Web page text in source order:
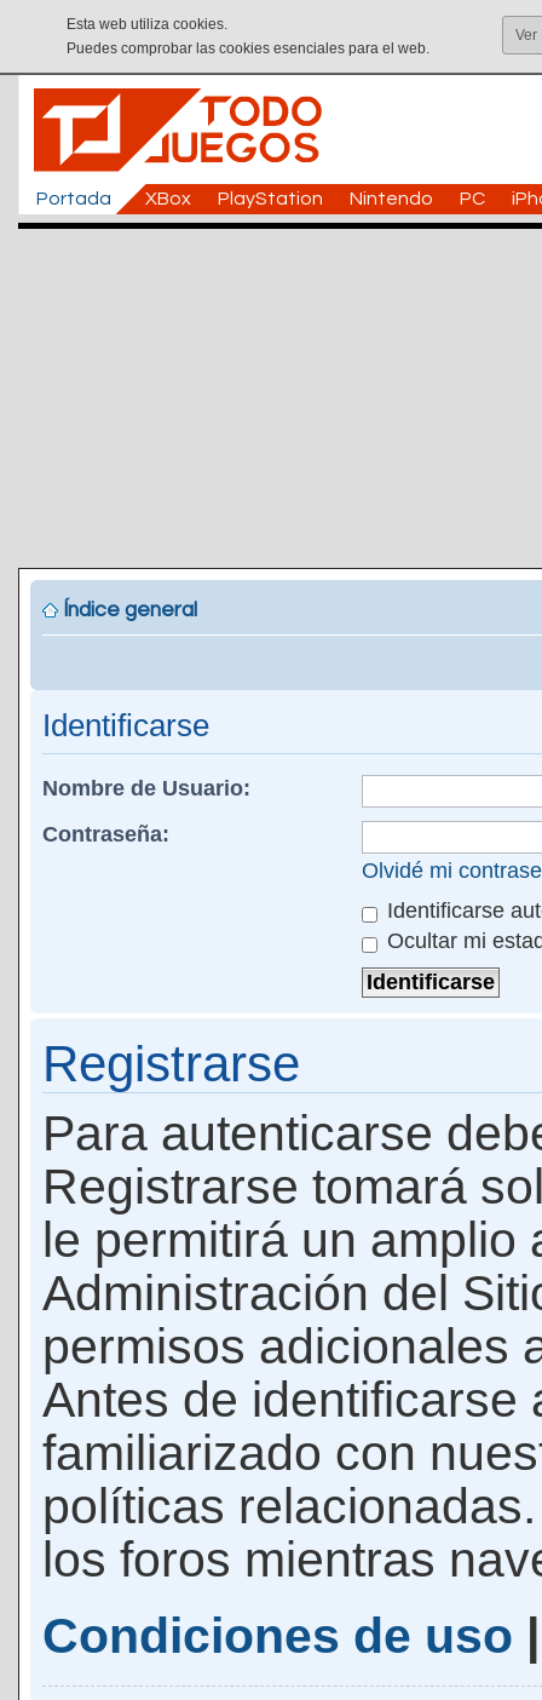
Esta web utiliza cookies.
Puedes comprobar las cookies esenciales para el web.
Ver
Portada XBox PlayStation Nintendo PC
Índice general
Identificarse
Nombre de Usuario:
Contraseña:
Olvidé mi
Identificarse
Ocultar mi
Registrarse
Para autenticarse
Registrarse tomará
le permitirá un amplio
Administración del
permisos adicionales
Antes de identificarse
familiarizado con
políticas
los foros mientras
Condiciones de uso